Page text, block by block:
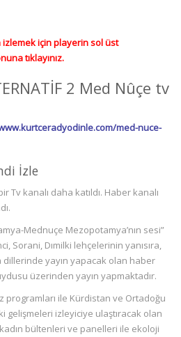
izlemek için playerin sol üst
tıklayınız.
2 Med Nûçe tv
med-nuce-
İzle
Tv kanalı daha katıldı. Haber kanalı
Mednuçe Mezopotamya’nın sesi”
Sorani, Dımilki lehçelerinin yanısıra,
dillerinde yayın yapacak olan haber
üzerinden yayın yapmaktadır.
programları ile Kürdistan ve Ortadoğu
gelişmeleri izleyiciye ulaştıracak olan
bültenleri ve panelleri ile ekoloji